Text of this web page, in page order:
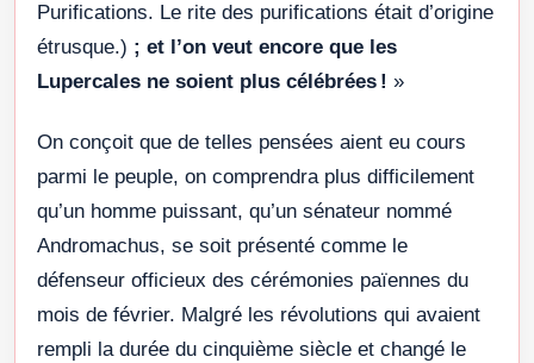
Purifications. Le rite des purifications était d’origine
étrusque.) ; et l’on veut encore que les
Lupercales ne soient plus célébrées ! »
On conçoit que de telles pensées aient eu cours
parmi le peuple, on comprendra plus difficilement
qu’un homme puissant, qu’un sénateur nommé
Andromachus, se soit présenté comme le
défenseur officieux des cérémonies païennes du
mois de février. Malgré les révolutions qui avaient
rempli la durée du cinquième siècle et changé le